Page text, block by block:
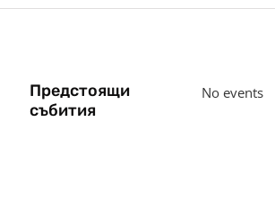
Предстоящи
събития
No events